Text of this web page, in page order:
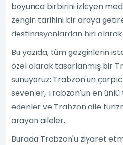
boyunca birbirini izleyen
zengin tarihini bir araya
destinasyonlardan biri
Bu yazıda, tüm gezginlerin
özel olarak tasarlanmış bir
sunuyoruz: Trabzon'un
sevenler, Trabzon'un en
edenler ve Trabzon aile
arayan aileler.
Burada Trabzon'u ziyaret